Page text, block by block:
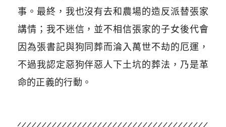
事。最終，我也沒有去和農場的造反派替張家
講情；我不迷信，並不相信張家的子女後代會
因為張書記與狗同葬而淪入萬世不劫的厄運，
不過我認定惡狗伴惡人下土坑的葬法，乃是革
命的正義的行動。